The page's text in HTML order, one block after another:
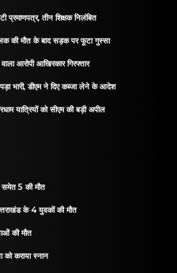
तीन शिक्षक निलंबित
की मौत के बाद सड़क पर फूटा गुस्सा
आरोपी आखिरकार गिरफ्तार
भारी, डीएम ने दिए कब्जा लेने के आदेश
यात्रियों को सीएम की बड़ी अपील
5 की मौत
के 4 युवकों की मौत
की मौत
को कराया स्नान